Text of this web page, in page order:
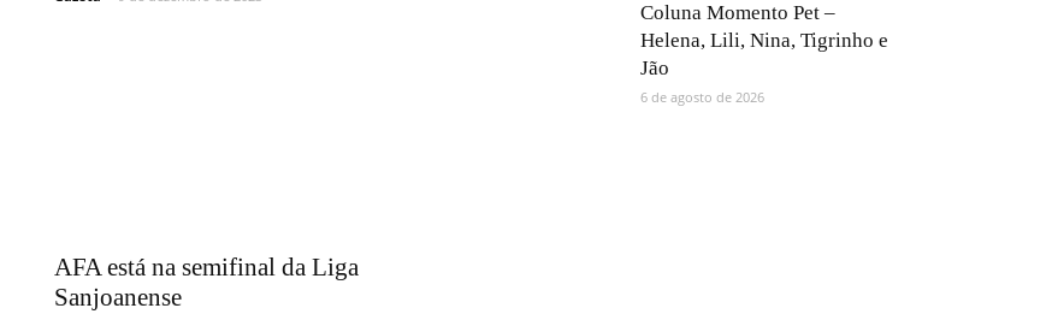
AFA está na semifinal da Liga
Sanjoanense
Coluna Momento Pet –
Helena, Lili, Nina, Tigrinho e
Jão
6 de agosto de 2026